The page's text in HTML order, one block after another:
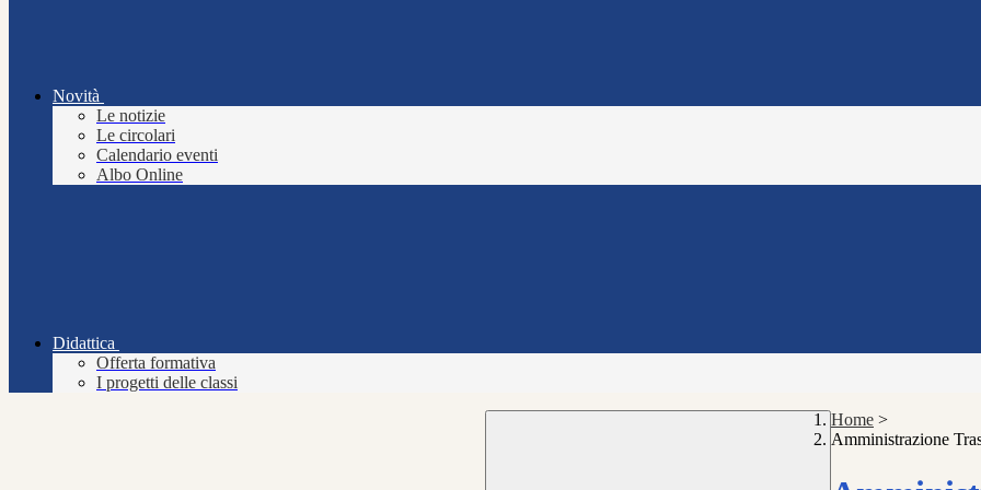
Novità
Le notizie
Le circolari
Calendario eventi
Albo Online
Didattica
Offerta formativa
I progetti delle classi
Home >
Amministrazione